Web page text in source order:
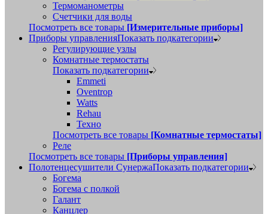
Термоманометры
Счетчики для воды
Посмотреть все товары [Измерительные приборы]
Приборы управленияПоказать подкатегории
Регулирующие узлы
Комнатные термостаты
Показать подкатегории
Emmeti
Oventrop
Watts
Rehau
Техно
Посмотреть все товары [Комнатные термостаты]
Реле
Посмотреть все товары [Приборы управления]
Полотенцесушители СунержаПоказать подкатегории
Богема
Богема с полкой
Галант
Канцлер